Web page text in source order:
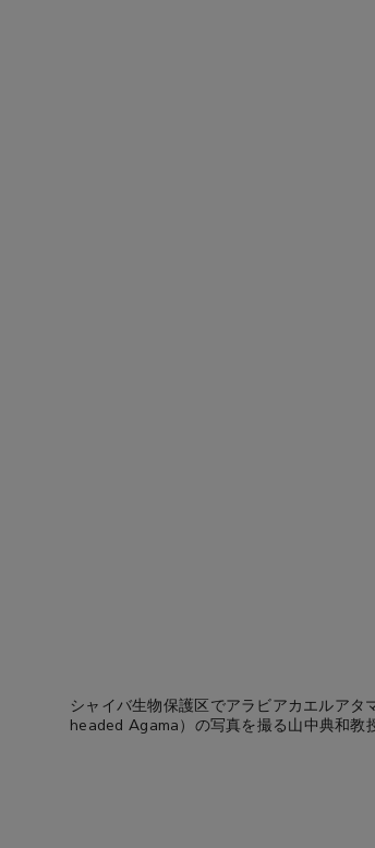
シャイバ生物保護区でアラビアカエルア
headed Agama）の写真を撮る山中典和教